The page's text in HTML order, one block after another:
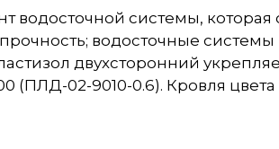
системы, которая
водосточные
двухсторонний
(ПЛД-02-9010-0.6). Кровля